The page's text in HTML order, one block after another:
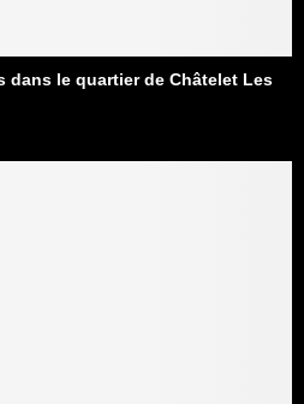
dans le quartier de Châtelet Les